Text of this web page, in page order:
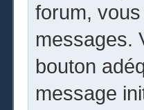
forum,
messages.
bouton
message